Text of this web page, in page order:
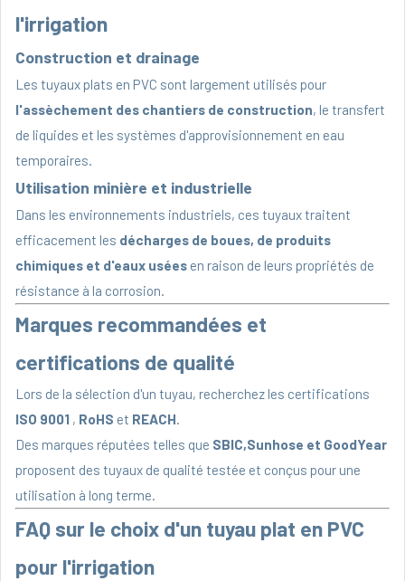
l'irrigation
Construction et drainage
Les tuyaux plats en PVC sont largement utilisés pour
l'assèchement des chantiers de construction, le transfert
de liquides et les systèmes d'approvisionnement en eau
temporaires.
Utilisation minière et industrielle
Dans les environnements industriels, ces tuyaux traitent
efficacement les décharges de boues, de produits
chimiques et d'eaux usées en raison de leurs propriétés de
résistance à la corrosion.
Marques recommandées et
certifications de qualité
Lors de la sélection d'un tuyau, recherchez les certifications
ISO 9001 , RoHS et REACH.
Des marques réputées telles que SBIC,Sunhose et GoodYear
proposent des tuyaux de qualité testée et conçus pour une
utilisation à long terme.
FAQ sur le choix d'un tuyau plat en PVC
pour l'irrigation